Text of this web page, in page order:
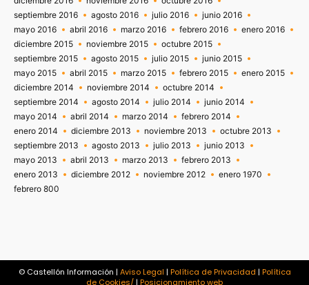
septiembre 2016
agosto 2016 julio 2016
junio 2016
mayo 2016
abril 2016 marzo 2016 febrero 2016
enero 2016
diciembre 2015
noviembre 2015
octubre 2015
septiembre 2015
agosto 2015 julio 2015
junio 2015
mayo 2015
abril 2015 marzo 2015 febrero 2015
enero 2015
diciembre 2014
noviembre 2014
octubre 2014
septiembre 2014
agosto 2014 julio 2014
junio 2014
mayo 2014
abril 2014 marzo 2014
febrero 2014
enero 2014
diciembre 2013 noviembre 2013
octubre 2013
septiembre 2013
agosto 2013 julio 2013
junio 2013
mayo 2013
abril 2013 marzo 2013
febrero 2013
enero 2013
diciembre 2012 noviembre 2012
enero 1970
febrero 800
© Castellón Información | Aviso Legal | Política de Privacidad | Política
de Cookies/| Posicionamiento web